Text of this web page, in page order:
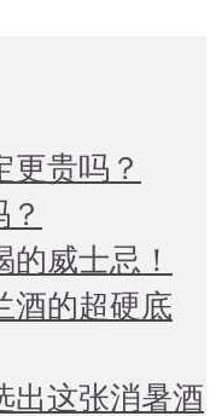
更贵吗？
威士忌！
酒的超硬底
出这张消暑酒